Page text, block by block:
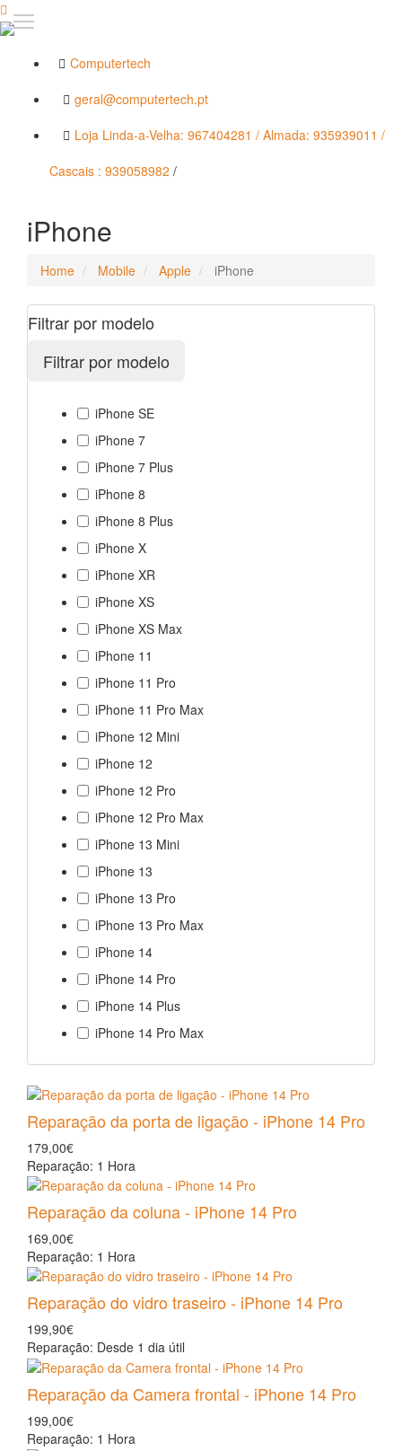
Computertech
geral@computertech.pt
Loja Linda-a-Velha: 967404281 / Almada: 935939011 /
Cascais : 939058982 /
iPhone
Home Mobile Apple iPhone
Filtrar por modelo
Filtrar por modelo
iPhone SE
iPhone 7
iPhone 7 Plus
iPhone 8
iPhone 8 Plus
iPhone X
iPhone XR
iPhone XS
iPhone XS Max
iPhone 11
iPhone 11 Pro
iPhone 11 Pro Max
iPhone 12 Mini
iPhone 12
iPhone 12 Pro
iPhone 12 Pro Max
iPhone 13 Mini
iPhone 13
iPhone 13 Pro
iPhone 13 Pro Max
iPhone 14
iPhone 14 Pro
iPhone 14 Plus
iPhone 14 Pro Max
Reparação da porta de ligação - iPhone 14 Pro
179,00€
Reparação: 1 Hora
Reparação da coluna - iPhone 14 Pro
169,00€
Reparação: 1 Hora
Reparação do vidro traseiro - iPhone 14 Pro
199,90€
Reparação: Desde 1 dia útil
Reparação da Camera frontal - iPhone 14 Pro
199,00€
Reparação: 1 Hora